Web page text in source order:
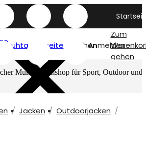
Luhta titelseite SuchenAnmelden
Zum
gehen
Multimarkenshop für Sport, Outdoor und
Jacken
Outdoorjacken